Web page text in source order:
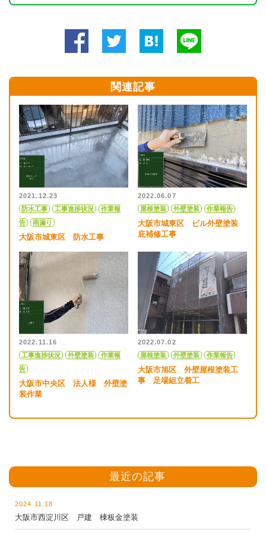
関連記事
2021.12.23
防水工事
工事進捗状況
作業報
告
雨漏り
大阪市城東区 防水工事
2022.06.07
屋根塗装
外壁塗装 作業報告
大阪市城東区 ビル外壁塗装
庇補修工事
2022.11.16
工事進捗状況
外壁塗装
作業報
告
大阪市中央区 法人様 外壁塗
装作業
2022.07.02
屋根塗装
外壁塗装 作業報告
大阪市旭区 外壁屋根塗装工
事 足場組立着工
最近の記事
2024.11.18
大阪市西淀川区 戸建 棟板金塗装